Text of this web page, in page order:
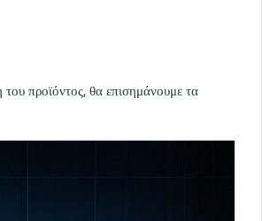
προϊόντος, θα επισημάνουμε τα